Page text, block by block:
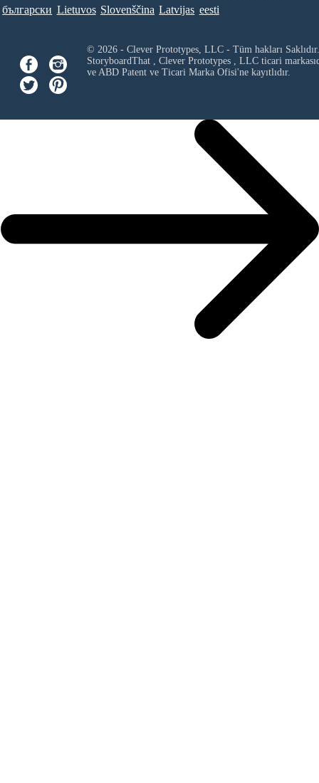
български Lietuvos Slovenščina Latvijas eesti
© 2026 - Clever Prototypes, LLC - Tüm hakları Saklıdır.
StoryboardThat , Clever Prototypes , LLCticari
ve ABD Patent ve Ticari Marka Ofisi'ne kayıtlıdır.